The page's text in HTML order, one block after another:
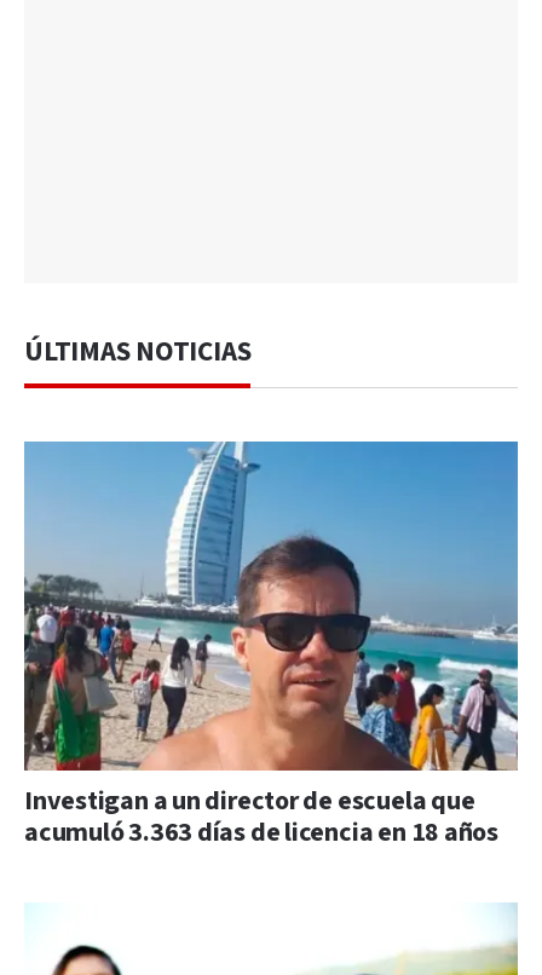
ÚLTIMAS NOTICIAS
Investigan a un director de escuela que
acumuló 3.363 días de licencia en 18 años